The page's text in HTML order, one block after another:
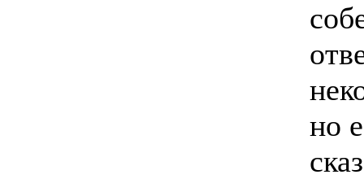
но